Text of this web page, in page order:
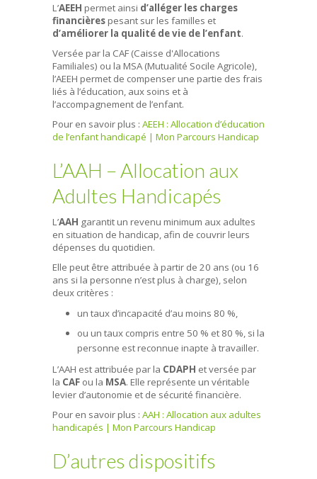
L’AEEH permet ainsi d’alléger les charges
financièrespesant sur les familles et
d’améliorer la qualité de vie de l’enfant.
Versée par la CAF (Caisse d'Allocations
Familiales) ou la MSA (Mutualité Socile Agricole),
l’AEEH permet de compenser une partie des frais
liés à l’éducation, aux soins et à
l’accompagnement de l’enfant.
Pour en savoir plus : AEEH : Allocation d’éducation
de l’enfant handicapé | Mon Parcours Handicap
L’AAH – Allocation aux
Adultes Handicapés
L’AAH garantit un revenu minimum aux adultes
en situation de handicap, afin de couvrir leurs
dépenses du quotidien.
Elle peut être attribuée à partir de 20 ans (ou 16
ans si la personne n’est plus à charge), selon
deux critères :
un taux d’incapacité d’au moins 80 %,
ou un taux compris entre 50 % et 80 %, si la
personne est reconnue inapte à travailler.
L’AAH est attribuée par la CDAPH et versée par
la CAF ou la MSA. Elle représente un véritable
levier d’autonomie et de sécurité financière.
Pour en savoir plus : AAH : Allocation aux adultes
handicapés | Mon Parcours Handicap
D’autres dispositifs